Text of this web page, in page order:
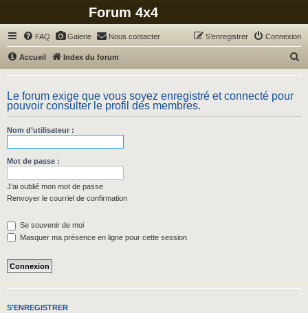
Forum 4x4
FAQ Galerie Nous contacter Connexion
S’enregistrer
Accueil Index du forum
Le forum exige que vous soyez enregistré et connecté pour
pouvoir consulter le profil des membres.
Nom d’utilisateur :
Mot de passe :
J’ai oublié mon mot de passe
Renvoyer le courriel de confirmation
Se souvenir de moi
Masquer ma présence en ligne pour cette session
S’ENREGISTRER